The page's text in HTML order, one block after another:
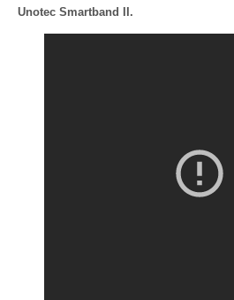
Unotec Smartband II.